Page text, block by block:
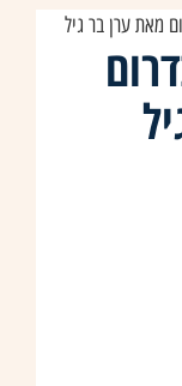
מאת ערן בר גיל